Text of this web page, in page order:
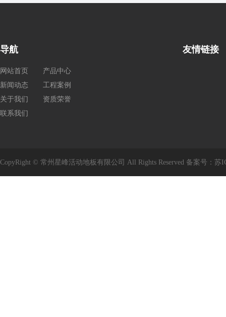
导航
网站首页
产品中心
新闻动态
工程案例
关于我们
资质荣誉
联系我们
友情链接
CopyRight © 常州星峰活动地板有限公司 All Rights Reserved 备案号： 苏